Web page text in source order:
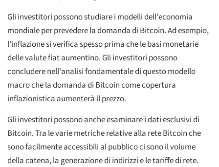
Gli investitori possono studiare i modelli dell'economia
mondiale per prevedere la domanda di Bitcoin. Ad esempio,
l'inflazione si verifica spesso prima che le basi monetarie
delle valute fiat aumentino. Gli investitori possono
concludere nell'analisi fondamentale di questo modello
macro che la domanda di Bitcoin come copertura
inflazionistica aumenterà il prezzo.
Gli investitori possono anche esaminare i dati esclusivi di
Bitcoin. Tra le varie metriche relative alla rete Bitcoin che
sono facilmente accessibili al pubblico ci sono il volume
della catena, la generazione di indirizzi e le tariffe di rete.